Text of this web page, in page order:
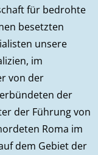
für bedrohte
besetzten
unsere
im
von der
der
der Führung von
Roma im
dem Gebiet der